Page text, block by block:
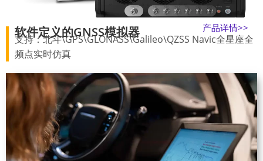
产品详情>>
软件定义的GNSS模拟器
支持：北斗\GPS\GLONASS\Galileo\QZSS Navic全星座全
频点实时仿真